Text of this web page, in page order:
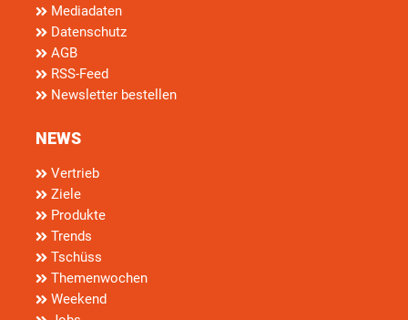
Mediadaten
Datenschutz
AGB
RSS-Feed
Newsletter bestellen
NEWS
Vertrieb
Ziele
Produkte
Trends
Tschüss
Themenwochen
Weekend